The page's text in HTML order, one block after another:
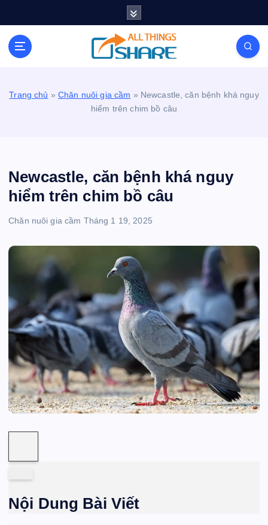
Personal Blog | Knowledge | Technology | Tips |
Pets | Life
Trang chủ » Chăn nuôi gia cầm » Newcastle, căn bệnh khá nguy
hiểm trên chim bồ câu
Newcastle, căn bệnh khá nguy
hiểm trên chim bồ câu
Chăn nuôi gia cầm Tháng 1 19, 2025
Nội Dung Bài Viết